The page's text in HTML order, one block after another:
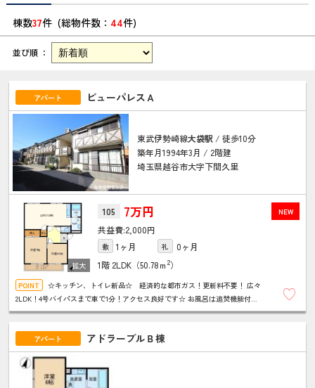
棟数37件 (総物件数： 44件)
並び順 ：
アパート ビューパレスＡ
東武伊勢崎線大袋駅 / 徒歩10分
築年月1994年3月 / 2階建
埼玉県越谷市大字下間久里
NEW
105 7万円
2,000円
敷 1ヶ月 礼
0ヶ月
1階 2LDK（50.78ｍ 2）
☆キッチン、トイレ新品☆ 経済的な都市ガス！更新料不要！ 広々
2LDK！4号バイパスまで車で1分！アクセス良好です☆ お風呂は追焚機能付
き！いつでもあたたかいお風呂が楽しめます♪
アパート アドラーブルＢ棟